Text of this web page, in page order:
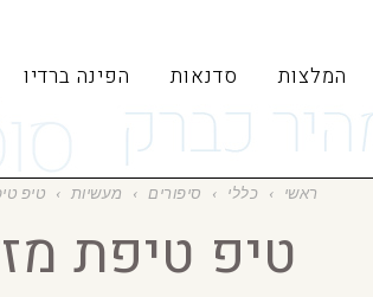
המלצות סדנאות הפינה ברדיו
ראשי › כללי › סיפורים › מעשיות › טיפ
טיפ טיפת